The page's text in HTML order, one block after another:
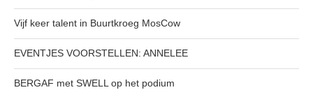
Vijf keer talent in Buurtkroeg MosCow
EVENTJES VOORSTELLEN: ANNELEE
BERGAF met SWELL op het podium